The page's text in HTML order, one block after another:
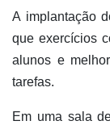
A implantação
que exercícios
alunos e
tarefas.
Em uma sala